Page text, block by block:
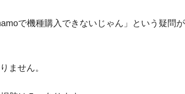
で機種購入できないじゃん」という疑問
ません。